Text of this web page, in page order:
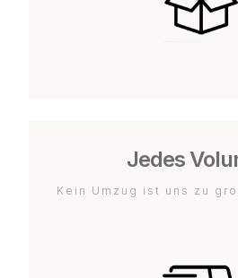
Jedes
Kein Umzug ist uns zu